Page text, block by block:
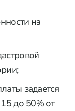
на
задается
до 50% от